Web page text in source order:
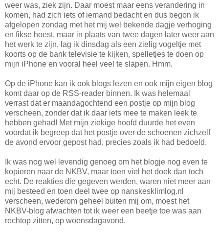
weer was, ziek zijn. Daar moest maar eens verandering in
komen, had zich iets of iemand bedacht en dus begon ik
afgelopen zondag met het mij wel bekende dagje verhoging
en fikse hoest, maar in plaats van twee dagen later weer aan
het werk te zijn, lag ik dinsdag als een zielig vogeltje met
koorts op de bank televisie te kijken, spelletjes te doen op
mijn iPhone en vooral heel veel te slapen. Hmm.
Op de iPhone kan ik ook blogs lezen en ook mijn eigen blog
komt daar op de RSS-reader binnen. Ik was helemaal
verrast dat er maandagochtend een postje op mijn blog
verscheen, zonder dat ik daar iets mee te maken leek te
hebben gehad! Met mijn ziekige hoofd duurde het even
voordat ik begreep dat het postje over de schoenen zichzelf
de avond ervoor gepost had, precies zoals ik had bedoeld.
Ik was nog wel levendig genoeg om het blogje nog even te
kopieren naar de NKBV, maar toen viel het doek dan toch
echt. De reakties die gegeven werden, waren niet meer aan
mij besteed en toen deel twee op nanskesklimlog.nl
verscheen, wederom geheel buiten mij om, moest het
NKBV-blog afwachten tot ik weer een beetje toe was aan
rechtop zitten, op woensdagavond.